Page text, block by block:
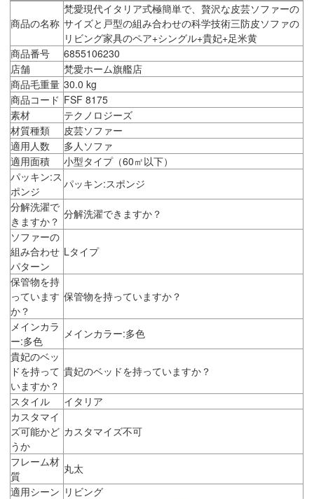
商品の名称
梵愛現代イタリア式極簡単で、贅沢な皮芸ソファーの
サイズと戸型の組み合わせの科学技術三防皮ソファの
リビング家具のペア+シングル+貴妃+足米黄
商品番号
6855106230
店舗
梵愛ホーム旗艦店
商品毛重量 30.0 kg
商品コード FSF 8175
素材
テクノロジーズ
材質種類
皮芸ソファー
適用人数
多人ソファ
適用面積
小型タイプ（60㎡以下）
パッキン:ス
ポンジ
パッキン:スポンジ
分解洗濯で
きますか？
分解洗濯できますか？
ソファーの
組み合わせ
パターン
Lタイプ
保管物を持
っています
か？
保管物を持っていますか？
メインカラ
ー:多色
メインカラー:多色
貴妃のベッ
ドを持って
いますか？
貴妃のベッドを持っていますか？
スタイル
イタリア
カスタマイ
ズ可能かど
うか
カスタマイズ不可
フレーム材
質
丸太
適用シーン リビング